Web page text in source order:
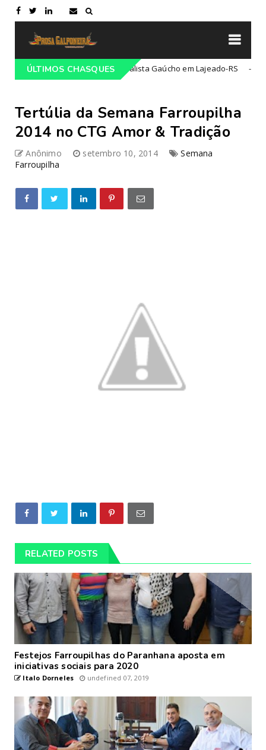
ÚLTIMOS CHASQUES
68º Congresso Tradicionalista Gaúcho em Lajeado-RS
Tertúlia da Semana Farroupilha
2014 no CTG Amor & Tradição
Anônimo setembro 10, 2014
Semana
Farroupilha
RELATED POSTS
Festejos Farroupilhas do Paranhana aposta em
iniciativas sociais para 2020
Italo Dorneles undefined 07, 2019